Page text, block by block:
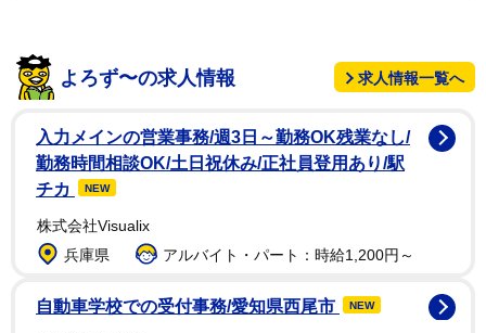
よろず〜の求人情報 求人情報一覧へ
入力メインの営業事務/週3日～勤務OK残業なし/
勤務時間相談OK/土日祝休み/正社員登用あり/駅
チカ
NEW
株式会社Visualix
兵庫県
アルバイト・パート：時給1,200円～
自動車学校での受付事務/愛知県西尾市 NEW